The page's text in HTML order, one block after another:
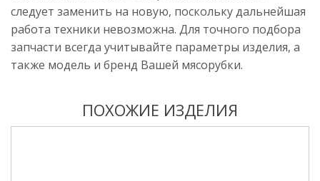
следует заменить на новую, поскольку дальнейшая
работа техники невозможна. Для точного подбора
запчасти всегда учитывайте параметры изделия, а
также модель и бренд Вашей мясорубки.
ПОХОЖИЕ ИЗДЕЛИЯ